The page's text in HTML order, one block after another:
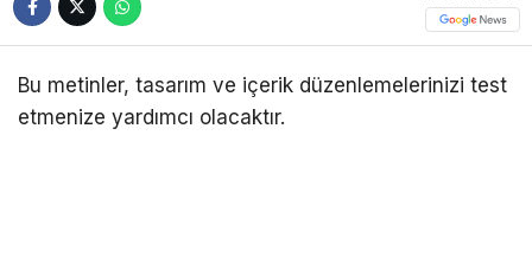
Bu metinler, tasarım ve içerik düzenlemelerinizi test
etmenize yardımcı olacaktır.